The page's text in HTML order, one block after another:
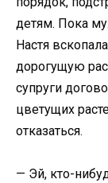
детям. Пока
Настя
дорогущую
супруги
цветущих
отказаться.
— Эй, кто-